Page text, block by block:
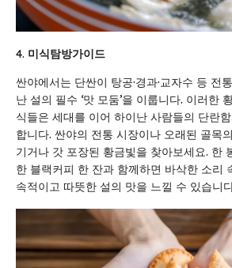
미식탐방가이드
싼야에서는 단싼이 탕공·경과·교자수 등 전
난 설의 필수 ‘맛 모둠’을 이룹니다. 이러한
식들은 세대를 이어 하이난 사람들의 단란
합니다. 싼야의 전통 시장이나 오래된 골목
기거나 갓 포장된 황금빛을 찾아보세요. 한
한 블랙커피 한 잔과 함께하면 바삭한 소리
속적이고 따뜻한 설의 맛을 느낄 수 있습니